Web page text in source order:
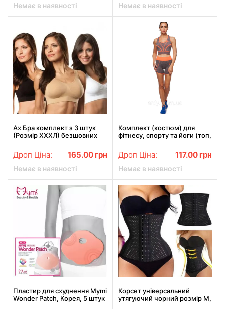
Немає в наявності Немає в наявності
Ах Бра комплект з 3 штук
(Розмір ХХХЛ) безшовних
бюстгальтер ах бра
Дроп Ціна: 165.00 грн
Немає в наявності
Комплект (костюм) для
фітнесу, спорту та йоги (топ,
шорти) SIBOTE (ST-2155)
Дроп Ціна: 117.00 грн
Немає в наявності
Пластир для схуднення Mymi
Wonder Patch, Корея, 5 штук
Корсет універсальний
утягуючий чорний розмір М,